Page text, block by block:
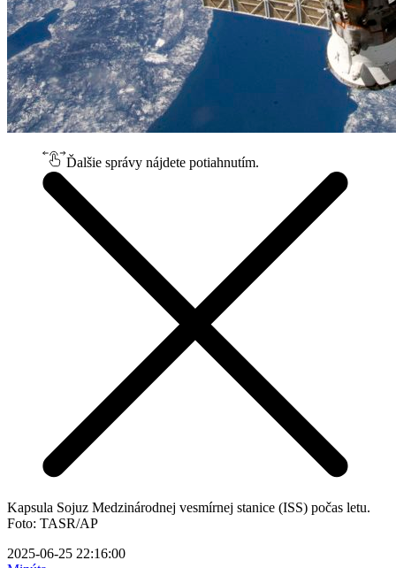
Ďalšie správy nájdete potiahnutím.
Kapsula Sojuz Medzinárodnej vesmírnej stanice (ISS) počas letu.
Foto: TASR/AP
2025-06-25 22:16:00